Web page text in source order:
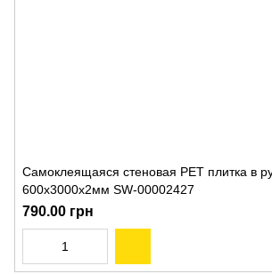
Самоклеящаяся стеновая PET плитка в
600х3000х2мм SW-00002427
790.00 грн